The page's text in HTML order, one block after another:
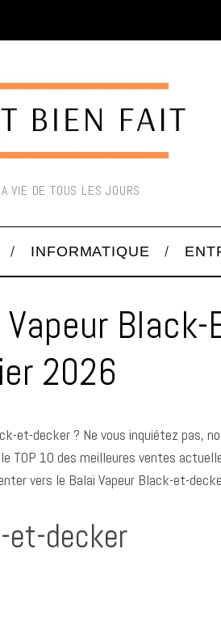
VIE DE TOUS LES JOURS
INFORMATIQUE
2026
et-decker ? Ne vous inquiétez pas,
TOP 10 des meilleures ventes
vers le Balai Vapeur Black-et-
et-decker